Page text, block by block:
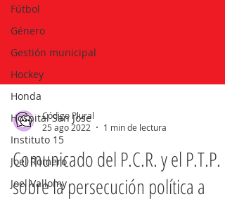
Fútbol
Género
Gestión municipal
Hockey
Honda
Hospital San Jose
Instituto 15
Joel Romero
Joel Vallomy
Código Plural
25 ago 2022
1 min de lectura
Comunicado del P.C.R. y el P.T.P.